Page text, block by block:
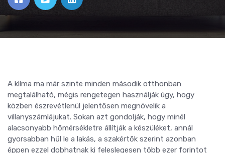
A klíma ma már szinte minden második otthonban
megtalálható, mégis rengetegen használják úgy, hogy
közben észrevétlenül jelentősen megnövelik a
villanyszámlájukat. Sokan azt gondolják, hogy minél
alacsonyabb hőmérsékletre állítják a készüléket, annál
gyorsabban hűl le a lakás, a szakértők szerint azonban
éppen ezzel dobhatnak ki feleslegesen több ezer forintot